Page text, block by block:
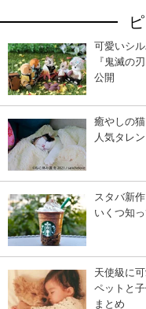
可愛いシ
『鬼滅の
公開
癒やしの
人気タレ
スタバ新
いくつ知
天使級に
ペットと
まとめ